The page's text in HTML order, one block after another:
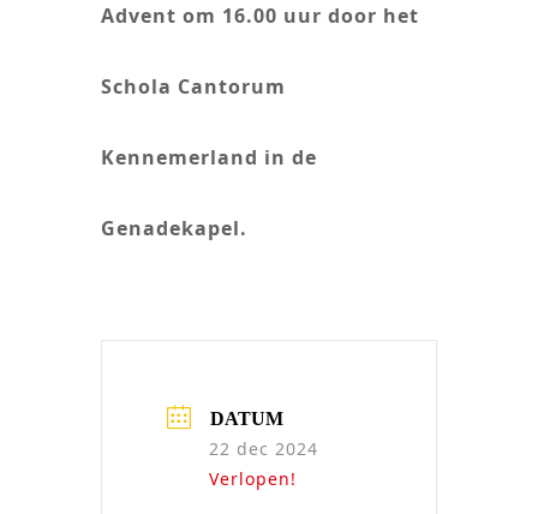
Advent om 16.00 uur door het
Schola Cantorum
Kennemerland in de
Genadekapel.
DATUM
22 dec 2024
Verlopen!